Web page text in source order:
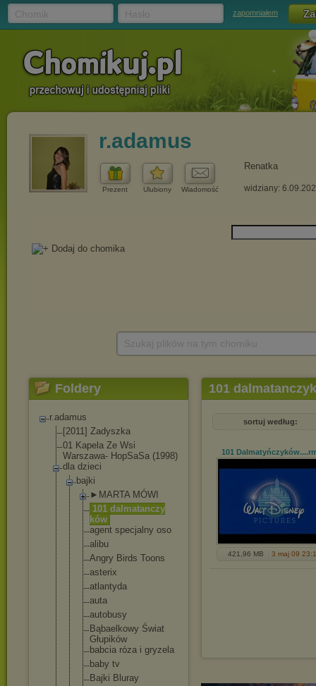
zapomniałem
r.adamus
Prezent Ulubiony Wiadomość
Renatka
widziany:
Foldery
r.adamus
[2011] Zadyszka
01 Kapela Ze Wsi
Warszawa- HopSaSa (1998)
dla dzieci
bajki
►MARTA MÓWI
101 dalmatanczy
ków
agent specjalny oso
alibu
Angry Birds Toons
asterix
atlantyda
auta
autobusy
Bąbaelkowy Świat
Głupików
babcia róza i gryzela
baby tv
Bajki Bluray
101
sortuj według:
101 Dalmatyńczyków...
421,96 MB 3 maj 09